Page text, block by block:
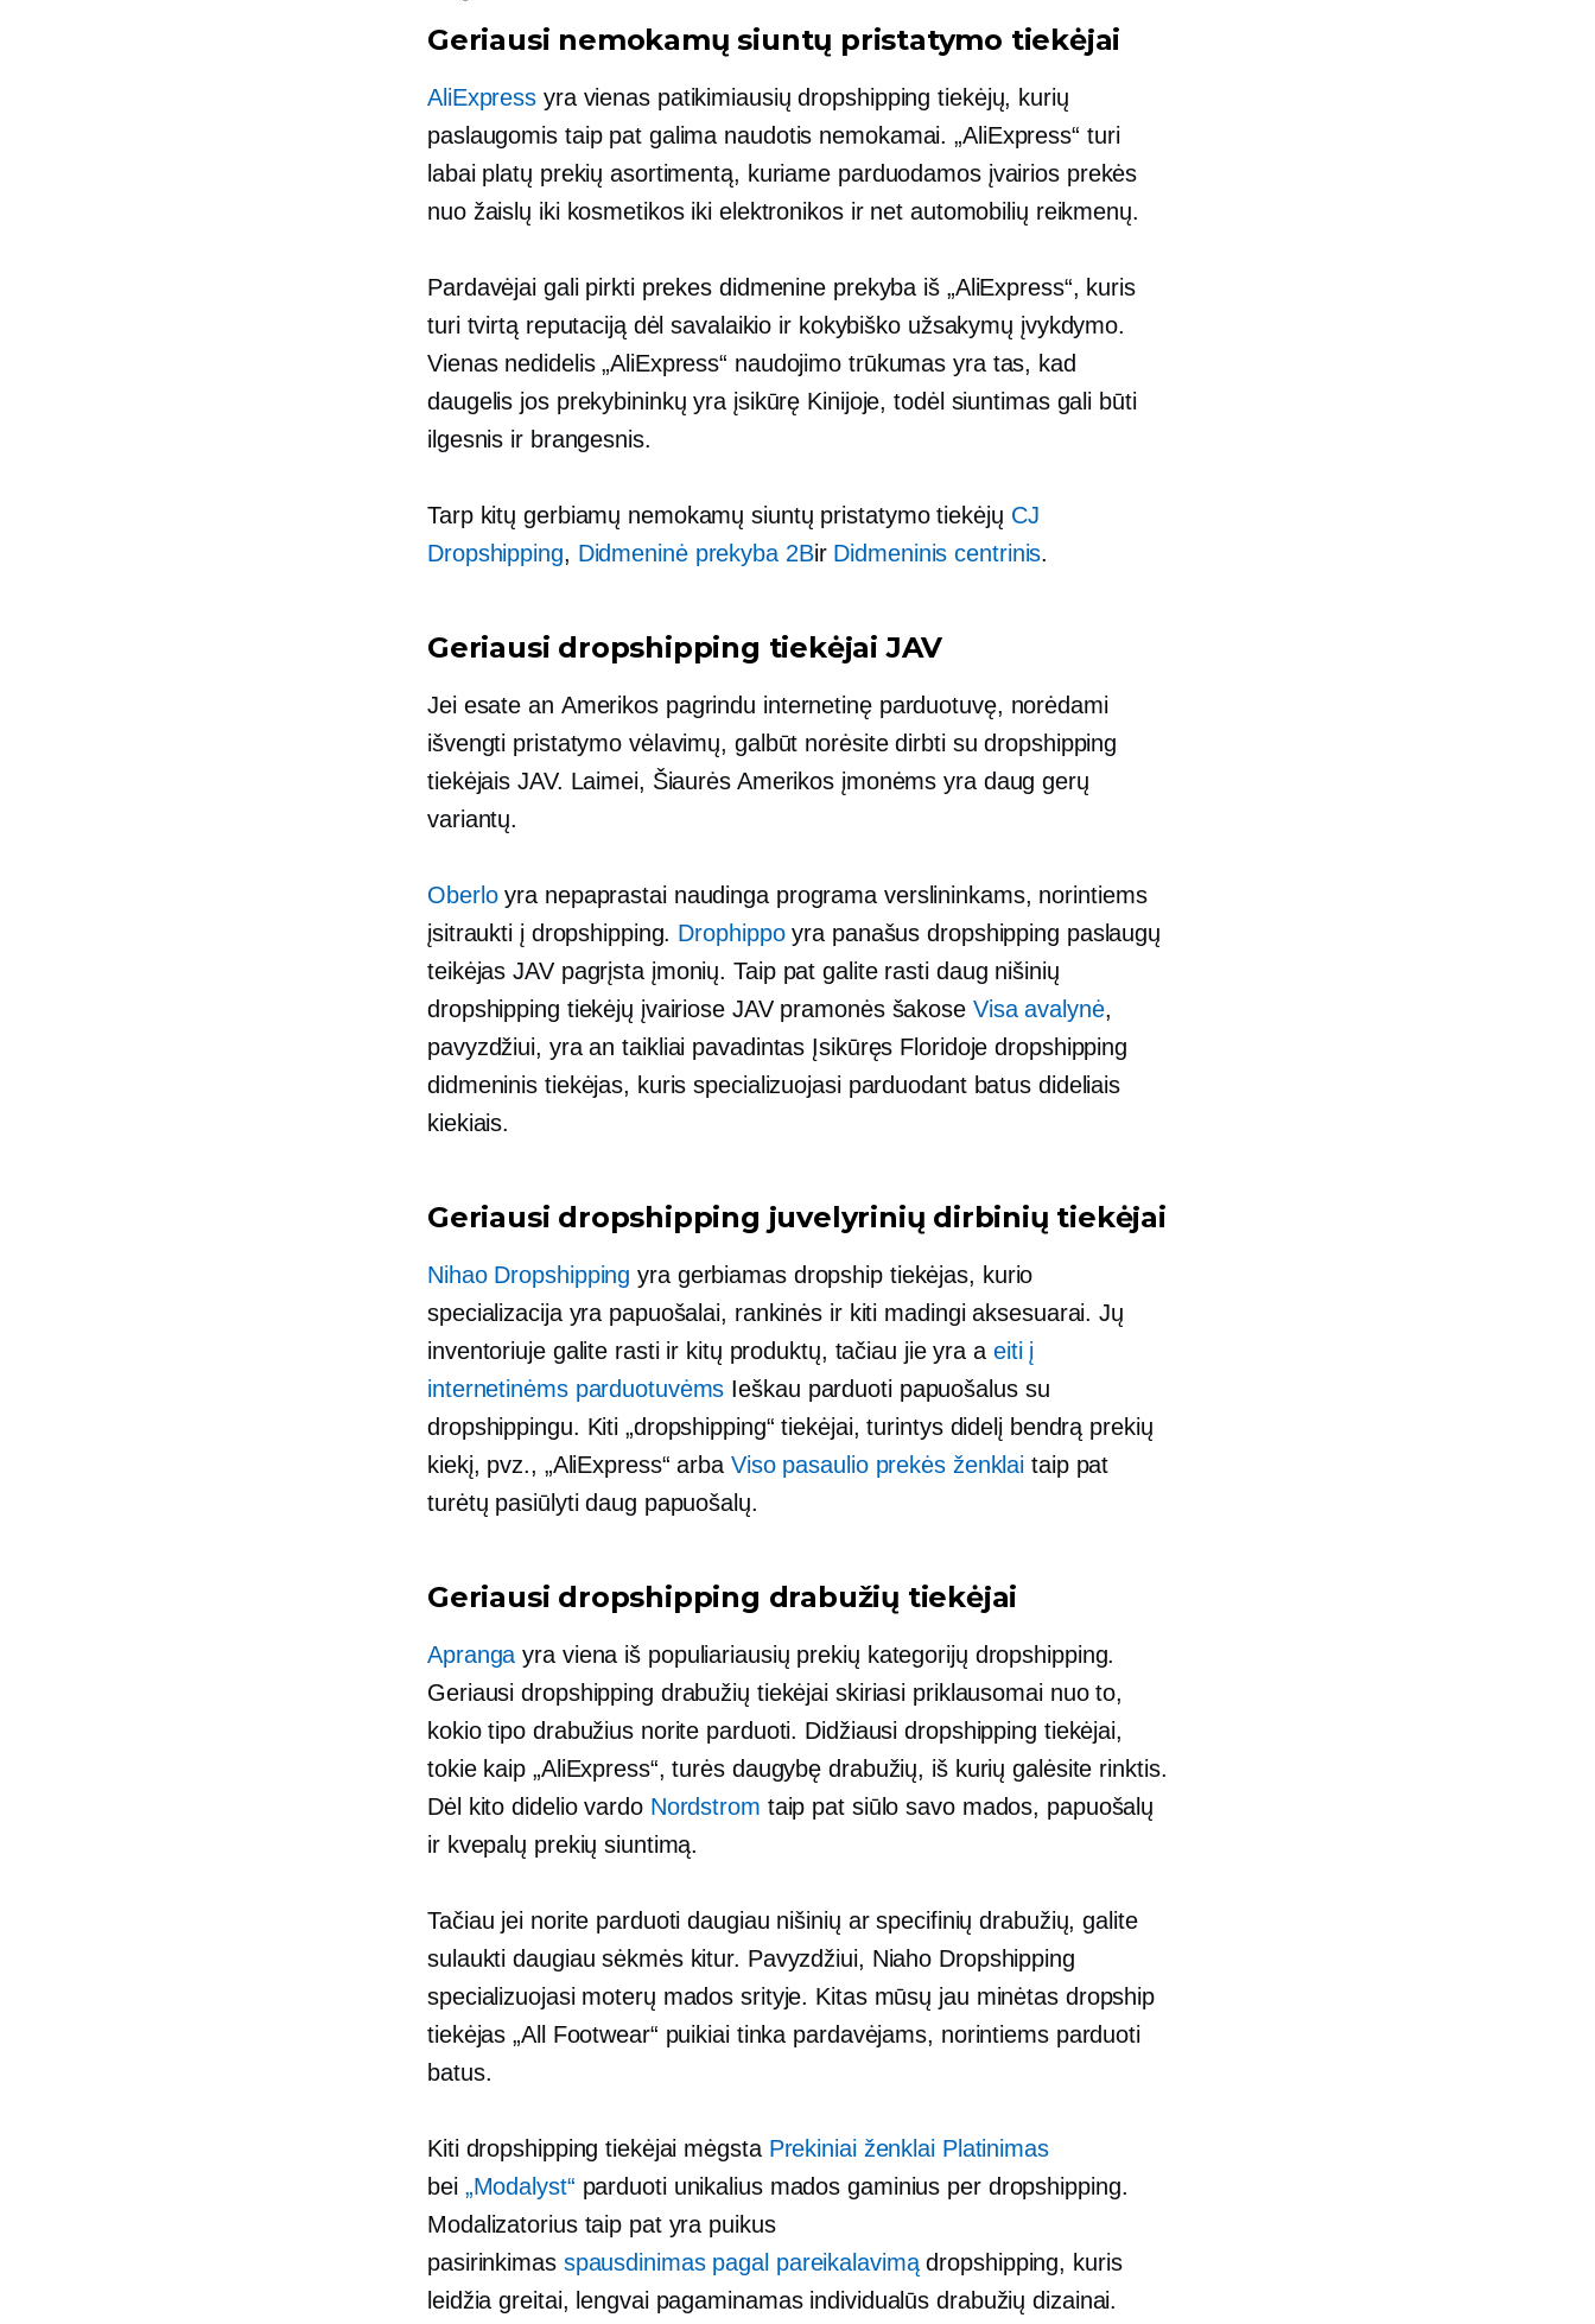
Geriausi nemokamų siuntų pristatymo tiekėjai
AliExpress yra vienas patikimiausių dropshipping tiekėjų, kurių
paslaugomis taip pat galima naudotis nemokamai. „AliExpress“ turi
labai platų prekių asortimentą, kuriame parduodamos įvairios prekės
nuo žaislų iki kosmetikos iki elektronikos ir net automobilių reikmenų.
Pardavėjai gali pirkti prekes didmenine prekyba iš „AliExpress“, kuris
turi tvirtą reputaciją dėl savalaikio ir kokybiško užsakymų įvykdymo.
Vienas nedidelis „AliExpress“ naudojimo trūkumas yra tas, kad
daugelis jos prekybininkų yra įsikūrę Kinijoje, todėl siuntimas gali būti
ilgesnis ir brangesnis.
Tarp kitų gerbiamų nemokamų siuntų pristatymo tiekėjų CJ
Dropshipping, Didmeninė prekyba 2Bir Didmeninis centrinis.
Geriausi dropshipping tiekėjai JAV
Jei esate an Amerikos pagrindu internetinę parduotuvę, norėdami
išvengti pristatymo vėlavimų, galbūt norėsite dirbti su dropshipping
tiekėjais JAV. Laimei, Šiaurės Amerikos įmonėms yra daug gerų
variantų.
Oberloyra nepaprastai naudinga programa verslininkams, norintiems
įsitraukti į dropshipping. Drophippoyra panašus dropshipping paslaugų
teikėjasJAV pagrįstaįmonių. Taip pat galite rasti daug nišinių
dropshipping tiekėjų įvairiose JAV pramonės šakose Visa avalynė,
pavyzdžiui, yra antaikliai pavadintas Įsikūręs Floridoje dropshipping
didmeninis tiekėjas, kuris specializuojasi parduodant batus dideliais
kiekiais.
Geriausi dropshipping juvelyrinių dirbinių tiekėjai
Nihao Dropshipping yra gerbiamas dropship tiekėjas, kurio
specializacija yra papuošalai, rankinės ir kiti madingi aksesuarai. Jų
inventoriuje galite rasti ir kitų produktų, tačiau jie yra a eiti į
internetinėms parduotuvėms Ieškau parduoti papuošalus su
dropshippingu. Kiti „dropshipping“ tiekėjai, turintys didelį bendrą prekių
kiekį, pvz., „AliExpress“ arba Viso pasaulio prekės ženklai taip pat
turėtų pasiūlyti daug papuošalų.
Geriausi dropshipping drabužių tiekėjai
Apranga yra viena iš populiariausių prekių kategorijų dropshipping.
Geriausi dropshipping drabužių tiekėjai skiriasi priklausomai nuo to,
kokio tipo drabužius norite parduoti. Didžiausi dropshipping tiekėjai,
tokie kaip „AliExpress“, turės daugybę drabužių, iš kurių galėsite rinktis.
Dėl kito didelio vardo Nordstrom taip pat siūlo savo mados, papuošalų
ir kvepalų prekių siuntimą.
Tačiau jei norite parduoti daugiau nišinių ar specifinių drabužių, galite
sulaukti daugiau sėkmės kitur. Pavyzdžiui, Niaho Dropshipping
specializuojasi moterų mados srityje. Kitas mūsų jau minėtas dropship
tiekėjas „All Footwear“ puikiai tinka pardavėjams, norintiems parduoti
batus.
Kiti dropshipping tiekėjai mėgsta Prekiniai ženklai Platinimas
bei „Modalyst“ parduoti unikalius mados gaminius per dropshipping.
Modalizatorius taip pat yra puikus
pasirinkimas spausdinimas pagal pareikalavimądropshipping, kuris
leidžia greitai, lengvai pagaminamasindividualūs drabužių dizainai.